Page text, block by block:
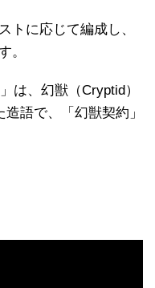
トに応じて編成し、
。
は、幻獣（Cryptid）
語で、「幻獣契約」